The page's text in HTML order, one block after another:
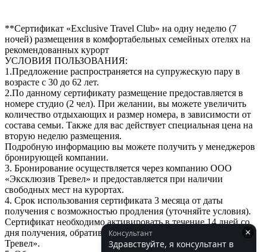
**Сертификат «Exclusive Travel Club» на одну неделю (7
ночей) размещения в комфортабельных семейных отелях на
рекомендованных курорт
УСЛОВИЯ ПОЛЬЗОВАНИЯ:
1.Предложение распространяется на супружескую пару в
возрасте с 30 до 62 лет.
2.По данному сертификату размещение предоставляется в
номере студио (2 чел). При желании, вы можете увеличить
количество отдыхающих и размер номера, в зависимости от
состава семьи. Также для вас действует специальная цена на
вторую неделю размещения.
Подробную информацию вы можете получить у менеджеров
бронирующей компании.
3. Бронирование осуществляется через компанию ООО
«Эксклюзив Тревел» и предоставляется при наличии
свободных мест на курортах.
4. Срок использования сертификата 3 месяца от даты
получения с возможностью продления (уточняйте условия).
Сертификат необходимо активировать в течение 14 дней со
дня получения, обратившись в компанию ООО «Эксклюзив
Тревел».